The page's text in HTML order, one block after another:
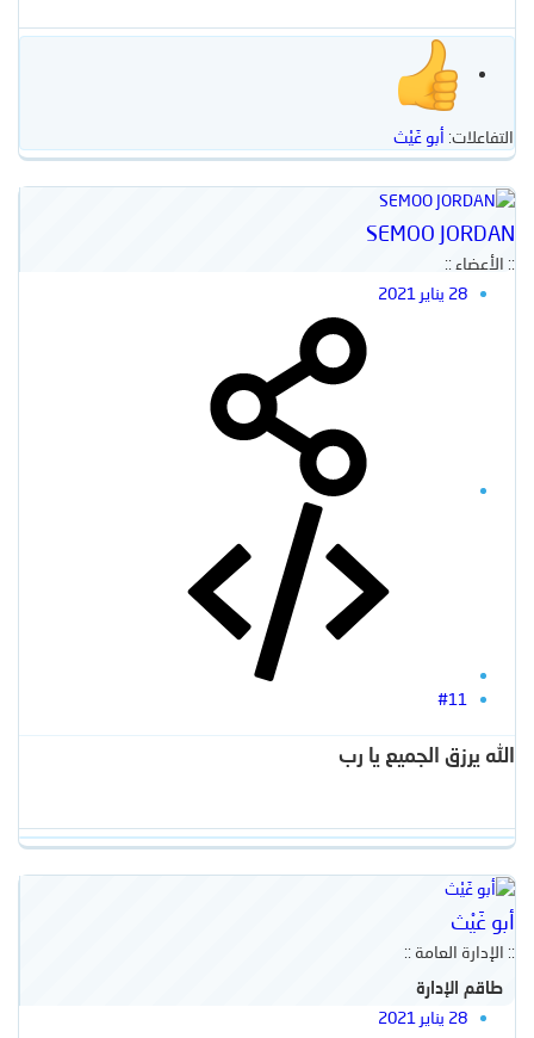
التفاعلات: أبو غَيْث
SEMOO JORDAN
:: الأعضاء ::
28 يناير 2021
#11
الله يرزق الجميع يا رب
أبو غَيْث
:: الإدارة العامة ::
طاقم الإدارة
28 يناير 2021